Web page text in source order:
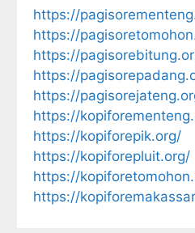
https://
https://
https://
https://
https://
https://
https://kopiforepik.org/
https://kopiforepluit.org/
https://
https://